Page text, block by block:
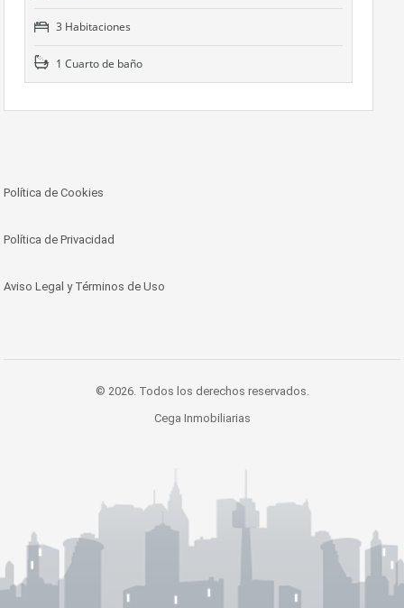
3 Habitaciones
1 Cuarto de baño
Política de Cookies
Política de Privacidad
Aviso Legal y Términos de Uso
© 2026. Todos los derechos reservados.
Cega Inmobiliarias